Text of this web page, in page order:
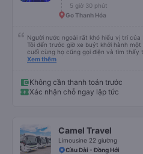
5 giờ 30 phút
Go Thanh Hóa
Người nước ngoài rất khó hiểu vị trí
Tôi đến trước giờ xe buýt khởi hành
cuối cùng họ cũng gọi điện và tìm thấy
sao thì tôi ngủ ngon hơn ở khách sạn vì
Xem thêm
Không cần thanh toán trước
Xác nhận chỗ ngay lập tức
Camel Travel
Limousine 22 giường
Cầu Dài - Đồng Hới